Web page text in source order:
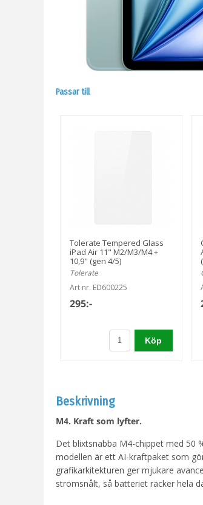
Passar till
Tolerate Tempered Glass
iPad Air 11" M2/M3/M4 +
10,9" (gen 4/5)
Tolerate
Art nr. ED600225
295:-
Köp
Beskrivning
M4. Kraft som lyfter.
Det blixt­snabba M4-chippet med 50
modellen är ett AI-kraftpaket som
grafik­arkitekturen ger mjukare
strömsnålt, så batteriet räcker hela